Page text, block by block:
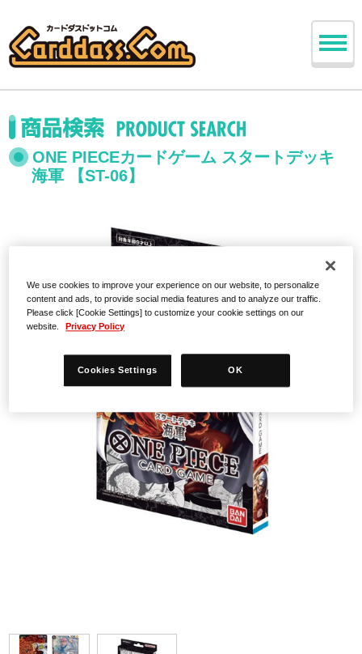
ONE PIECEカードゲーム スタートデッキ
海軍 【ST-06】
We use cookies to improve your experience on our website, to personalize
content and ads, to provide social media features and to analyze our traffic.
Please click [Cookie Settings] to customize your cookie settings on our
website.
Privacy Policy
Cookies Settings OK